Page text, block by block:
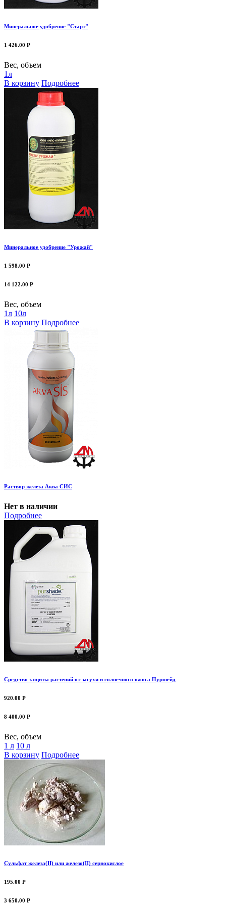
Минеральное удобрение "Старт"
1 426.00 Р
Вес, объем
1л
В корзину Подробнее
Минеральное удобрение "Урожай"
1 598.00 Р
14 122.00 Р
Вес, объем
1л 10л
В корзину Подробнее
Раствор железа Аква СИС
Нет в наличии
Подробнее
Средство защиты растений от засухи и солнечного ожога Пуршейд
920.00 Р
8 400.00 Р
Вес, объем
1 л 10 л
В корзину Подробнее
Сульфат железа(II) или железо(II) сернокислое
195.00 Р
3 650.00 Р